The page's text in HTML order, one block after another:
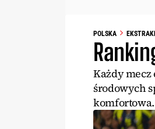
POLSKA
Każdy
środowych
komfortowa.